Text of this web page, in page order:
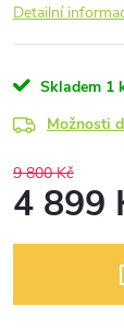
Detailní
Skladem 1
Možnosti
9 800 Kč
4 899